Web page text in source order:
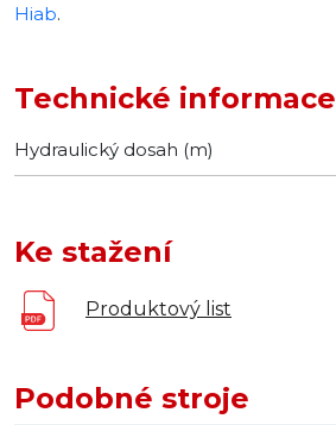
Hiab.
Technické informace
Hydraulický dosah (m)
Ke stažení
Produktový list
Podobné stroje